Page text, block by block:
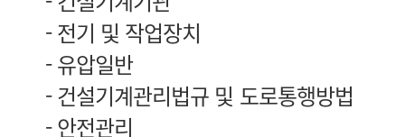
- 전기 및 작업장치
- 유압일반
- 건설기계관리법규 및 도로통행방법
- 안전관리